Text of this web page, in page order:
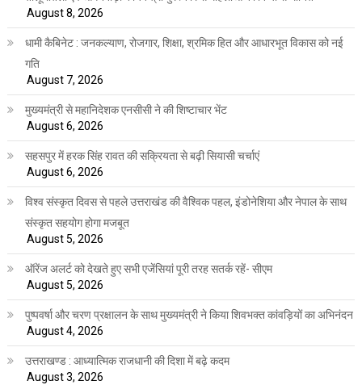
August 8, 2026
धामी कैबिनेट : जनकल्याण, रोजगार, शिक्षा, श्रमिक हित और आधारभूत विकास को नई
गति
August 7, 2026
मुख्यमंत्री से महानिदेशक एनसीसी ने की शिष्टाचार भेंट
August 6, 2026
सहसपुर में हरक सिंह रावत की सक्रियता से बढ़ी सियासी चर्चाएं
August 6, 2026
विश्व संस्कृत दिवस से पहले उत्तराखंड की वैश्विक पहल, इंडोनेशिया और नेपाल के साथ
संस्कृत सहयोग होगा मजबूत
August 5, 2026
ऑरेंज अलर्ट को देखते हुए सभी एजेंसियां पूरी तरह सतर्क रहें- सीएम
August 5, 2026
पुष्पवर्षा और चरण प्रक्षालन के साथ मुख्यमंत्री ने किया शिवभक्त कांवड़ियों का अभिनंदन
August 4, 2026
उत्तराखण्ड : आध्यात्मिक राजधानी की दिशा में बढ़े कदम
August 3, 2026